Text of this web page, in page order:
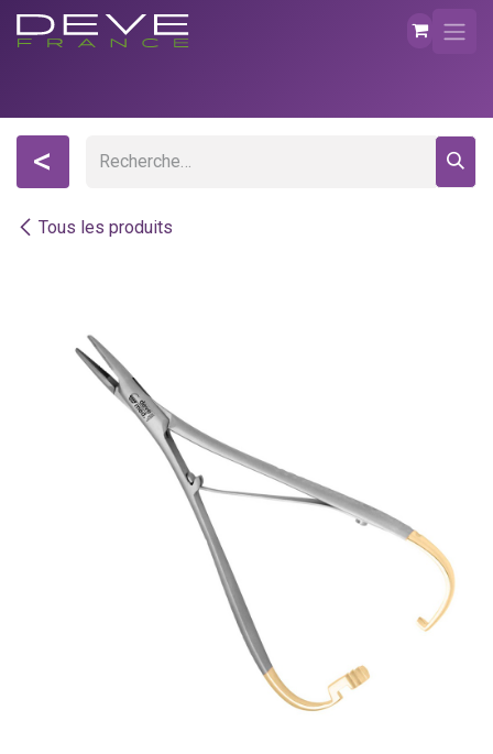
Se rendre au contenu
Tous les produits
<